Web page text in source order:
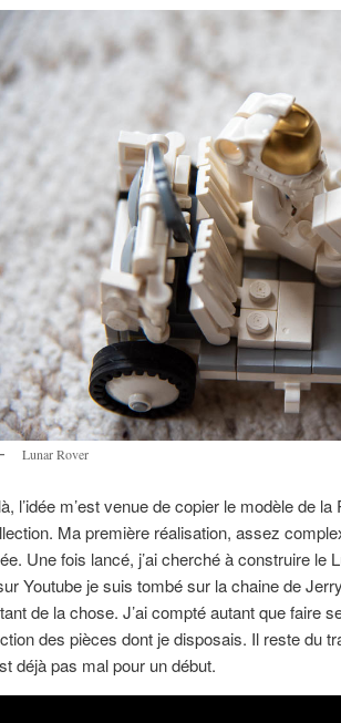
Lunar Rover
l’idée m’est venue de copier le modèle de
Ma première réalisation, assez
Une fois lancé, j’ai cherché à construire le
Youtube je suis tombé sur la chaine de
de la chose. J’ai compté autant que faire
des pièces dont je disposais. Il reste du
déjà pas mal pour un début.